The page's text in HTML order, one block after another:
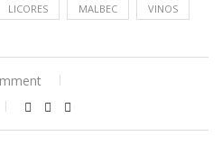
LICORES MALBEC VINOS